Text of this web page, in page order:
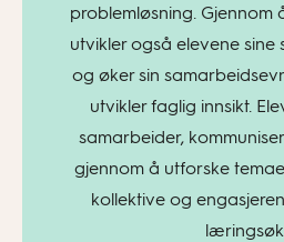
problemløsning. Gjennom
utvikler også elevene sine
og øker sin
utvikler faglig innsikt.
samarbeider,
gjennom å utforske
kollektive og